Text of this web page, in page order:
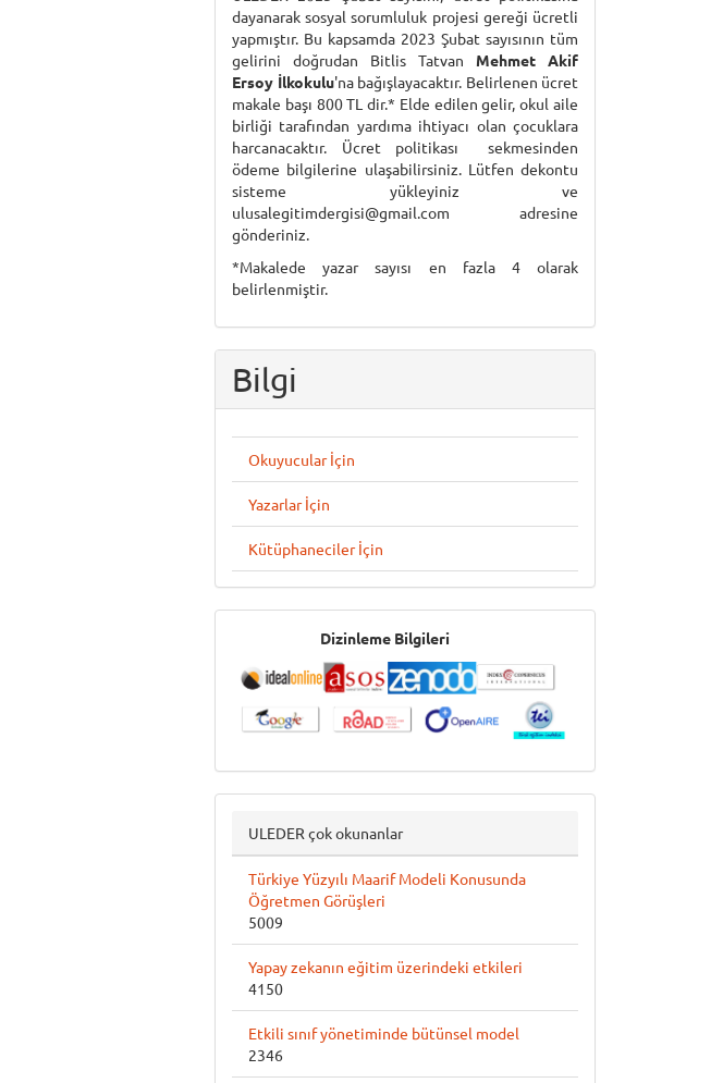
dayanarak sosyal sorumluluk projesi gereği ücretli
yapmıştır. Bu kapsamda 2023 Şubat sayısının tüm
gelirini doğrudan Bitlis Tatvan Mehmet Akif
Ersoy İlkokulu'na bağışlayacaktır. Belirlenen ücret
makale başı 800 TL dir.* Elde edilen gelir, okul aile
birliği tarafından yardıma ihtiyacı olan çocuklara
harcanacaktır. Ücret politikası sekmesinden
ödeme bilgilerine ulaşabilirsiniz. Lütfen dekontu
sisteme yükleyiniz ve
ulusalegitimdergisi@gmail.com adresine
gönderiniz.
*Makalede yazar sayısı en fazla 4 olarak
belirlenmiştir.
Bilgi
Okuyucular İçin
Yazarlar İçin
Kütüphaneciler İçin
İndeksler
Dizinleme Bilgileri
ULEDER çok okunanlar
Türkiye Yüzyılı Maarif Modeli Konusunda
Öğretmen Görüşleri
5009
Yapay zekanın eğitim üzerindeki etkileri
4150
Etkili sınıf yönetiminde bütünsel model
2346